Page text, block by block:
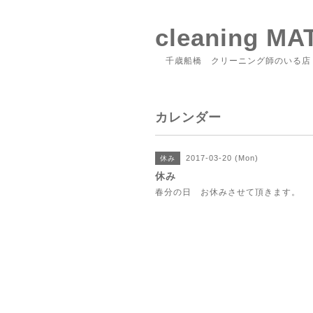
cleaning
千歳船橋 クリーニング師のいる店
カレンダー
休み 2017-03-20 (Mon)
休み
春分の日 お休みさせて頂きます。